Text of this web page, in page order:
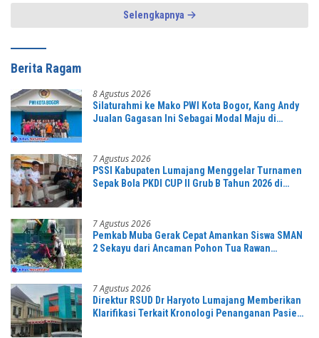
Selengkapnya
Berita Ragam
8 Agustus 2026
Silaturahmi ke Mako PWI Kota Bogor, Kang Andy
Jualan Gagasan Ini Sebagai Modal Maju di
7 Agustus 2026
PSSI Kabupaten Lumajang Menggelar Turnamen
Sepak Bola PKDI CUP II Grub B Tahun 2026 di
7 Agustus 2026
Pemkab Muba Gerak Cepat Amankan Siswa SMAN
2 Sekayu dari Ancaman Pohon Tua Rawan
7 Agustus 2026
Direktur RSUD Dr Haryoto Lumajang Memberikan
Klarifikasi Terkait Kronologi Penanganan Pasien